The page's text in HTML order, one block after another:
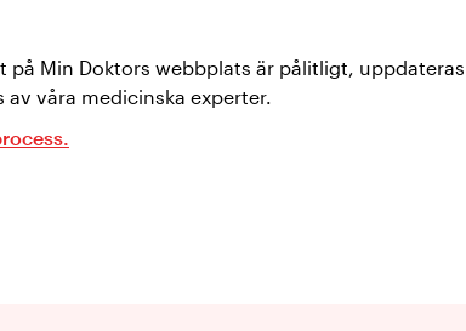
på Min Doktors webbplats är pålitligt,
våra medicinska experter.